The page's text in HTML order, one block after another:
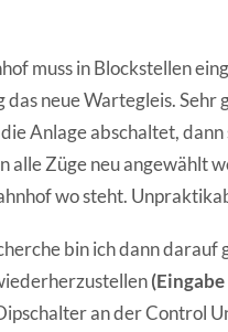
muss in Blockstellen
neue Wartegleis.
Anlage abschaltet,
alle Züge neu angewählt
wo steht.
bin ich dann
(Eingabe
an der Control